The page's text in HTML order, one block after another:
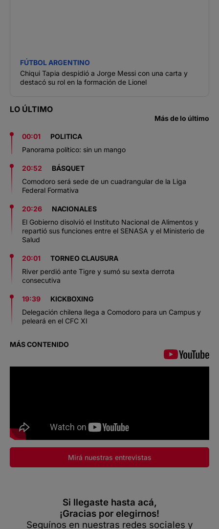
FÚTBOL ARGENTINO
Chiqui Tapia despidió a Jorge Messi con una carta y
destacó su rol en la formación de Lionel
LO ÚLTIMO
Más de lo último
00:01
POLITICA
Panorama político: sin un mango
20:52
BÁSQUET
Comodoro será sede de un cuadrangular de la Liga
Federal Formativa
20:26
NACIONALES
El Gobierno disolvió el Instituto Nacional de Alimentos y
repartió sus funciones entre el SENASA y el Ministerio de
Salud
20:01
TORNEO CLAUSURA
River perdió ante Tigre y sumó su sexta derrota
consecutiva
19:39
KICKBOXING
Delegación chilena llega a Comodoro para un Campus y
peleará en el CFC XI
MÁS CONTENIDO
Mirá nuestras entrevistas
Si llegaste hasta acá,
¡Gracias por elegirnos!
Seguínos en nuestras redes sociales y